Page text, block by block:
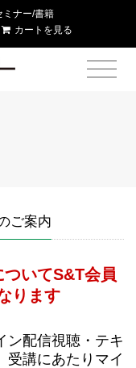
ミナー/書籍
カートを見る
ご案内
ついてS&T会員
ります
ン配信視聴・テキ
受講にあたりマイ